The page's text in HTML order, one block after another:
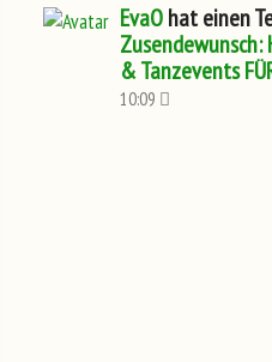
EvaOhat einen
& Tanzevents
10:09